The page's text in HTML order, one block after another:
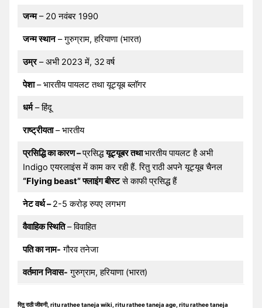
जन्म– 20 नवंबर 1990
जन्म स्थान– गुरुग्राम, हरियाणा (भारत)
उम्र– अभी 2023 में, 32 वर्ष
पेशा– भारतीय पायलट तथा यूट्यूब ब्लॉगर
धर्म– हिंदू
राष्ट्रीयता– भारतीय
प्रसिद्धि का कारण –प्रसिद्धयूट्यूबर तथाभारतीय पायलट है अभी
Indigo एयरलाइंस में काम कर रही हैं. रितु राठी अपने यूट्यूब चैनल
“Flying beast” फ्लाइंग बीस्टसे काफी प्रसिद्ध हैं
नेट वर्थ –2-5 करोड़ रुपए लगभग
वैवाहिक स्थिति– विवाहित
पति का नाम- गौरव तनेजा
वर्तमान निवास- गुरुग्राम, हरियाणा (भारत)
रितु राठी जीवनी, ritu rathee taneja wiki, ritu rathee taneja age, ritu rathee taneja